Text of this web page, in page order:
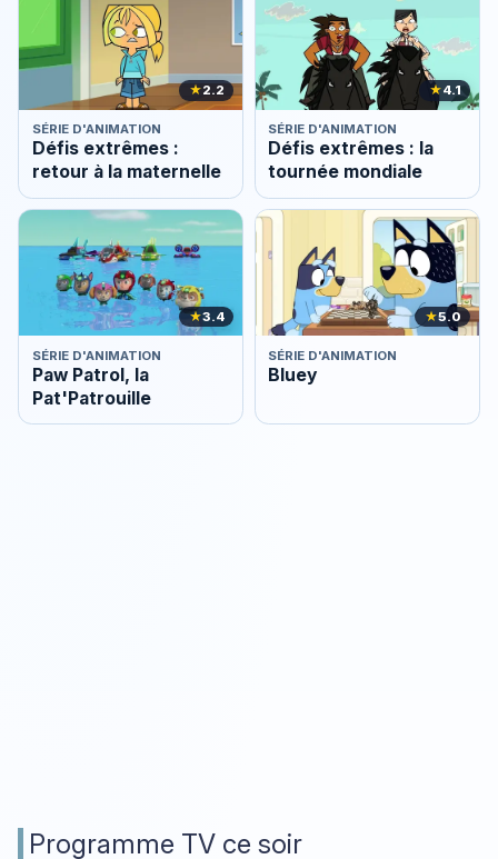
★2.2
SÉRIE D'ANIMATION
Défis extrêmes :
retour à la maternelle
★4.1
SÉRIE D'ANIMATION
Défis extrêmes : la
tournée mondiale
★3.4
SÉRIE D'ANIMATION
Paw Patrol, la
Pat'Patrouille
★5.0
SÉRIE D'ANIMATION
Bluey
Programme TV ce soir